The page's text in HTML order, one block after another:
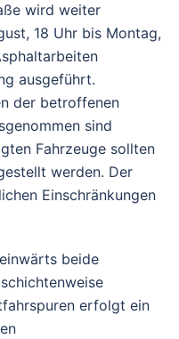
wird weiter
18 Uhr bis Montag,
ausgeführt.
der betroffenen
sind
Fahrzeuge sollten
werden. Der
Einschränkungen
beide
erfolgt ein